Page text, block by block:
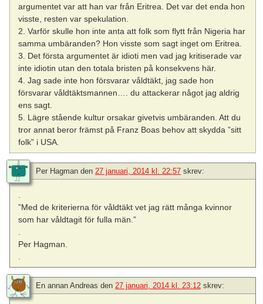
argumentet var att han var från Eritrea. Det var det enda hon
visste, resten var spekulation.
2. Varför skulle hon inte anta att folk som flytt från Nigeria har
samma umbäranden? Hon visste som sagt inget om Eritrea.
3. Det första argumentet är idioti men vad jag kritiserade var
inte idiotin utan den totala bristen på konsekvens här.
4. Jag sade inte hon försvarar våldtäkt, jag sade hon
försvarar våldtäktsmannen…. du attackerar något jag aldrig
ens sagt.
5. Lägre stående kultur orsakar givetvis umbäranden. Att du
tror annat beror främst på Franz Boas behov att skydda ”sitt
folk” i USA.
Per Hagman den 27 januari, 2014 kl. 22:57 skrev:
.
”Med de kriterierna för våldtäkt vet jag rätt många kvinnor
som har våldtagit för fulla män.”
.
Per Hagman.
.
En annan Andreas den 27 januari, 2014 kl. 23:12 skrev: